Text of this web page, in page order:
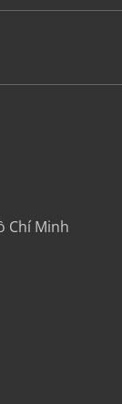
Chí Minh